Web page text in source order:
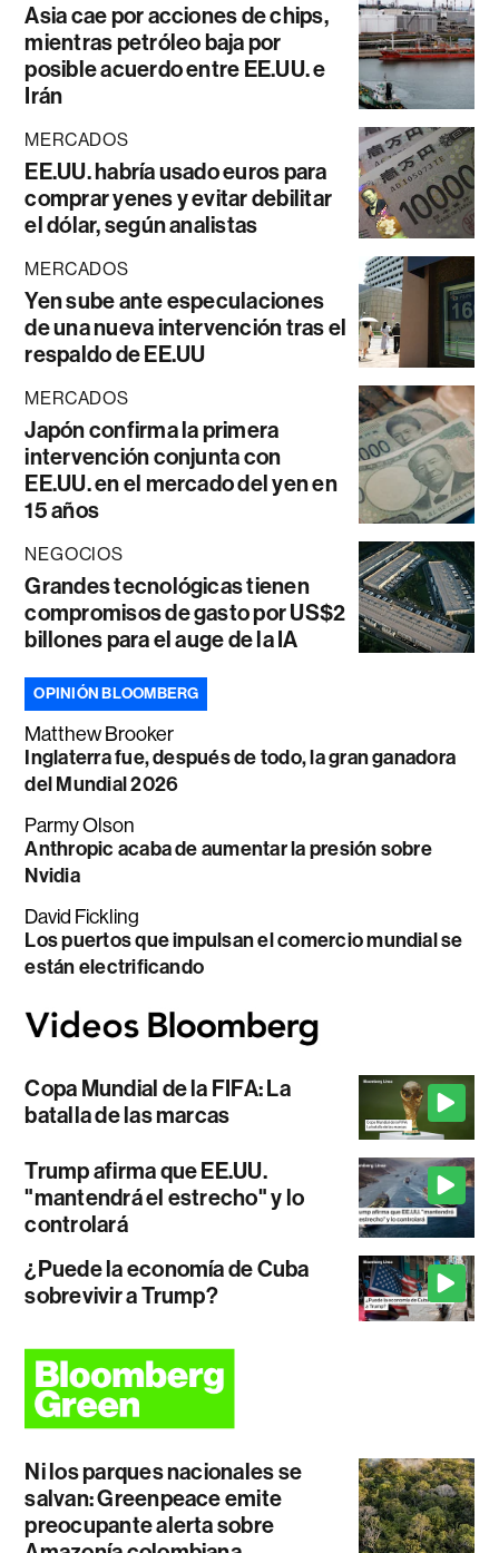
Asia cae por acciones de chips,
mientras petróleo baja por
posible acuerdo entre EE.UU. e
Irán
MERCADOS
EE.UU. habría usado euros para
comprar yenes y evitar debilitar
el dólar, según analistas
MERCADOS
Yen sube ante especulaciones
de una nueva intervención tras el
respaldo de EE.UU
MERCADOS
Japón confirma la primera
intervención conjunta con
EE.UU. en el mercado del yen en
15 años
NEGOCIOS
Grandes tecnológicas tienen
compromisos de gasto por US$2
billones para el auge de la IA
OPINIÓN BLOOMBERG
Matthew Brooker
Inglaterra fue, después de todo, la gran ganadora
del Mundial 2026
Parmy Olson
Anthropic acaba de aumentar la presión sobre
Nvidia
David Fickling
Los puertos que impulsan el comercio mundial se
están electrificando
Copa Mundial de la FIFA: La
batalla de las marcas
Trump afirma que EE.UU.
"mantendrá el estrecho" y lo
controlará
¿Puede la economía de Cuba
sobrevivir a Trump?
Ni los parques nacionales se
salvan: Greenpeace emite
preocupante alerta sobre